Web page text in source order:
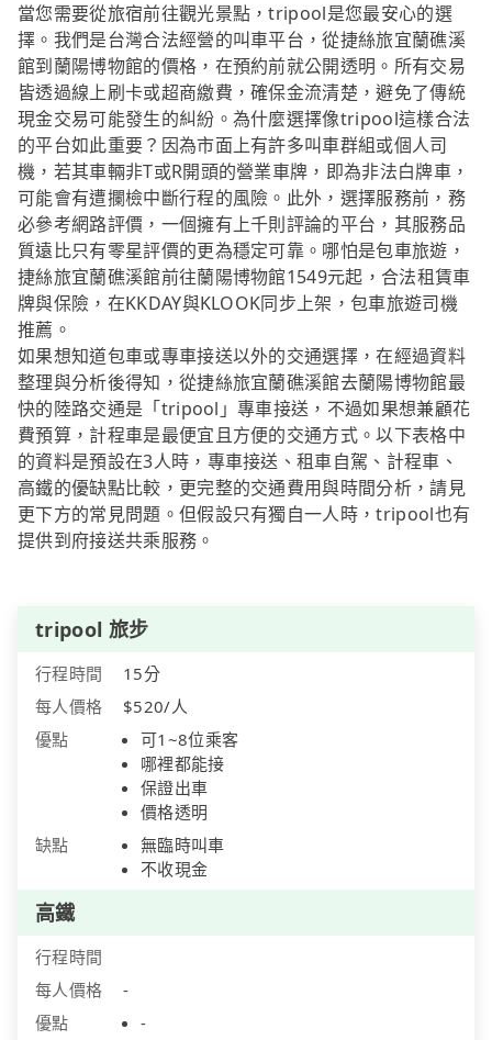
當您需要從旅宿前往觀光景點，tripool是您最安心的選
擇。我們是台灣合法經營的叫車平台，從捷絲旅宜蘭礁溪
館到蘭陽博物館的價格，在預約前就公開透明。所有交易
皆透過線上刷卡或超商繳費，確保金流清楚，避免了傳統
現金交易可能發生的糾紛。為什麼選擇像tripool這樣合法
的平台如此重要？因為市面上有許多叫車群組或個人司
機，若其車輛非T或R開頭的營業車牌，即為非法白牌車，
可能會有遭攔檢中斷行程的風險。此外，選擇服務前，務
必參考網路評價，一個擁有上千則評論的平台，其服務品
質遠比只有零星評價的更為穩定可靠。哪怕是包車旅遊，
捷絲旅宜蘭礁溪館前往蘭陽博物館1549元起，合法租賃車
牌與保險，在KKDAY與KLOOK同步上架，包車旅遊司機
推薦。
如果想知道包車或專車接送以外的交通選擇，在經過資料
整理與分析後得知，從捷絲旅宜蘭礁溪館去蘭陽博物館最
快的陸路交通是「tripool」專車接送，不過如果想兼顧花
費預算，計程車是最便宜且方便的交通方式。以下表格中
的資料是預設在3人時，專車接送、租車自駕、計程車、
高鐵的優缺點比較，更完整的交通費用與時間分析，請見
更下方的常見問題。但假設只有獨自一人時，tripool也有
提供到府接送共乘服務。
tripool 旅步
行程時間
15分
每人價格
$520/人
優點
可1~8位乘客
哪裡都能接
保證出車
價格透明
缺點
無臨時叫車
不收現金
高鐵
行程時間
每人價格
-
優點
-